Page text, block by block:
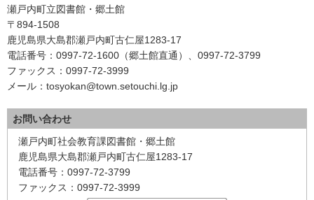
瀬戸内町立図書館・郷土館
〒894-1508
鹿児島県大島郡瀬戸内町古仁屋1283-17
電話番号：0997-72-1600（郷土館直通）、0997-72-3799
ファックス：0997-72-3999
メール：tosyokan@town.setouchi.lg.jp
お問い合わせ
瀬戸内町社会教育課図書館・郷土館
鹿児島県大島郡瀬戸内町古仁屋1283-17
電話番号：0997-72-3799
ファックス：0997-72-3999